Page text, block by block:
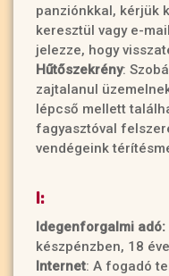
panziónkkal, kérjük
keresztül vagy e-
jelezze, hogy
Hűtőszekrény:
zajtalanul
lépcső mellett
fagyasztóval
vendégeink
I:
Idegenforgalmi adó:
készpénzben, 18
Internet: A fogadó